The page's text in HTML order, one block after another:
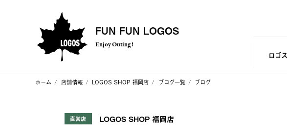
FUN FUN LOGOS
Enjoy Outing !
ロゴ
ホーム 店舗情報 LOGOS SHOP 福岡店 ブログ一覧 ブログ
直営店 LOGOS SHOP 福岡店